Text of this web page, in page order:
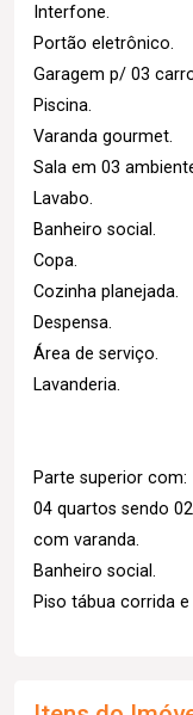
Interfone.
Portão eletrônico.
Garagem p/ 03
Piscina.
Varanda gourmet.
Sala em 03
Lavabo.
Banheiro social.
Copa.
Cozinha planejada.
Despensa.
Área de serviço.
Lavanderia.
Parte superior com:
04 quartos sendo
com varanda.
Banheiro social.
Piso tábua corrida